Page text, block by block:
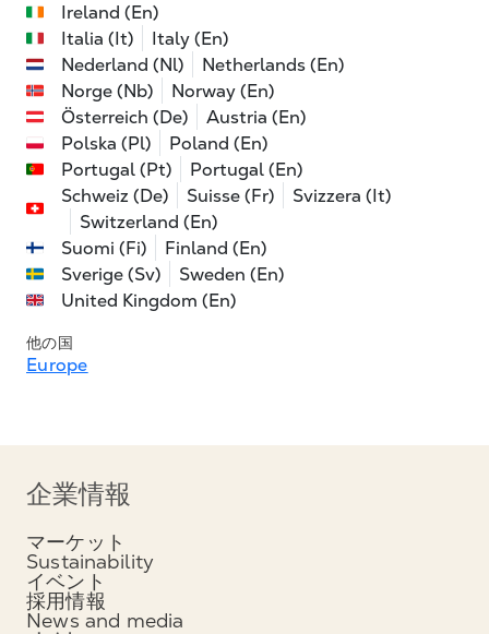
Ireland (En)
Italia (It)
Italy (En)
Nederland (Nl)
Netherlands (En)
Norge (Nb)
Norway (En)
Österreich (De)
Austria (En)
Polska (Pl)
Poland (En)
Portugal (Pt)
Portugal (En)
Schweiz (De)
Suisse (Fr)
Svizzera (It)
Switzerland (En)
Suomi (Fi)
Finland (En)
Sverige (Sv)
Sweden (En)
United Kingdom (En)
他の国
Europe
企業情報
マーケット
Sustainability
イベント
採用情報
News and media